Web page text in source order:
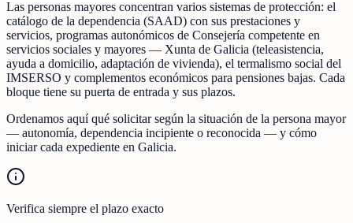
Las personas mayores concentran varios sistemas de protección: el
catálogo de la dependencia (SAAD) con sus prestaciones y
servicios, programas autonómicos de Consejería competente en
servicios sociales y mayores — Xunta de Galicia (teleasistencia,
ayuda a domicilio, adaptación de vivienda), el termalismo social del
IMSERSO y complementos económicos para pensiones bajas. Cada
bloque tiene su puerta de entrada y sus plazos.
Ordenamos aquí qué solicitar según la situación de la persona mayor
— autonomía, dependencia incipiente o reconocida — y cómo
iniciar cada expediente en Galicia.
Verifica siempre el plazo exacto